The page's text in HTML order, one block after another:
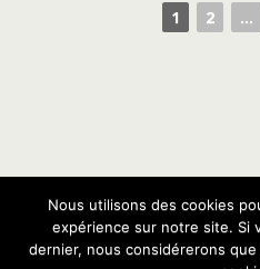
1 2 ...
Retour
Nous utilisons des cookies
expérience sur notre site. Si
dernier, nous considérerons